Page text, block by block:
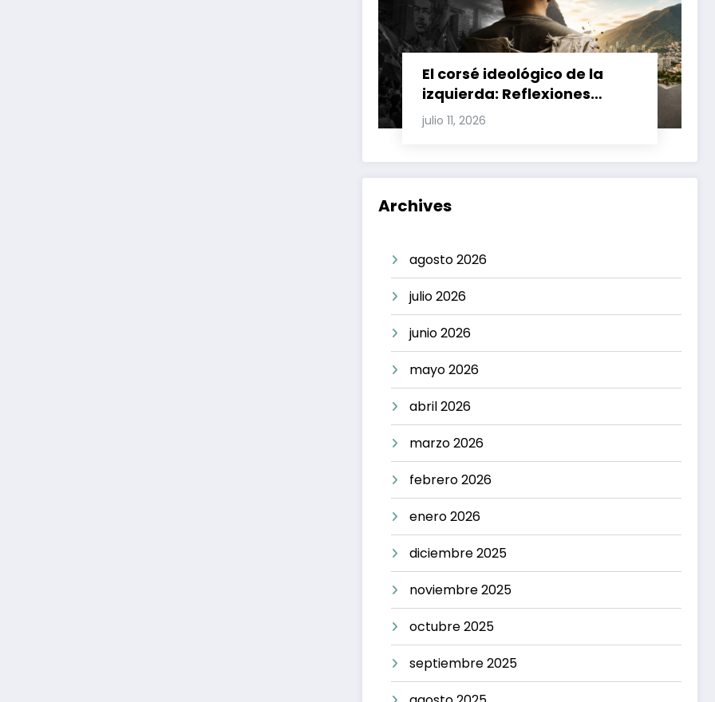
El corsé ideológico de la
izquierda: Reflexiones
sobre el fracaso chavista y
la crisis moral en América
julio 11, 2026
Archives
agosto 2026
julio 2026
junio 2026
mayo 2026
abril 2026
marzo 2026
febrero 2026
enero 2026
diciembre 2025
noviembre 2025
octubre 2025
septiembre 2025